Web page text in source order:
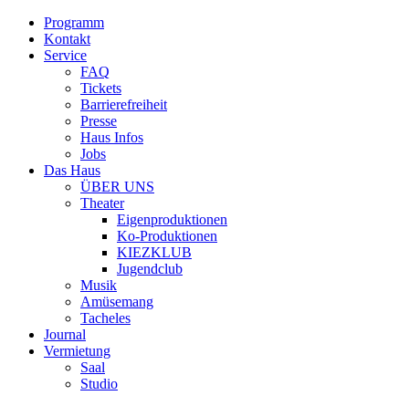
Programm
Kontakt
Service
FAQ
Tickets
Barrierefreiheit
Presse
Haus Infos
Jobs
Das Haus
ÜBER UNS
Theater
Eigenproduktionen
Ko-Produktionen
KIEZKLUB
Jugendclub
Musik
Amüsemang
Tacheles
Journal
Vermietung
Saal
Studio